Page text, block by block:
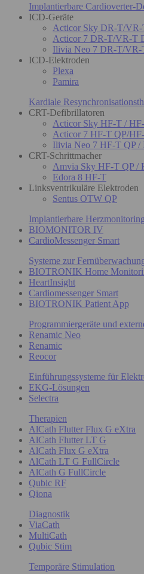
Implantierbare Cardioverter-
ICD-Geräte
Acticor Sky DR-T/
Acticor 7 DR-T/VR-T
Ilivia Neo 7 DR-T/
ICD-Elektroden
Plexa
Pamira
Kardiale
CRT-Defibrillatoren
Acticor Sky HF-T /
Acticor 7 HF-T QP/
Ilivia Neo 7 HF-T QP /
CRT-Schrittmacher
Amvia Sky HF-T QP /
Edora 8 HF-T
Linksventrikuläre Elektroden
Sentus OTW QP
Implantierbare
BIOMONITOR IV
CardioMessenger Smart
Systeme zur
BIOTRONIK Home
HeartInsight
Cardiomessenger Smart
BIOTRONIK Patient App
Programmiergeräte und
Renamic Neo
Renamic
Reocor
Einführungssysteme für
EKG-Lösungen
Selectra
Therapien
AlCath Flutter Flux G eXtra
AlCath Flutter LT G
AlCath Flux G eXtra
AlCath LT G FullCircle
AlCath G FullCircle
Qubic RF
Qiona
Diagnostik
ViaCath
MultiCath
Qubic Stim
Temporäre Stimulation